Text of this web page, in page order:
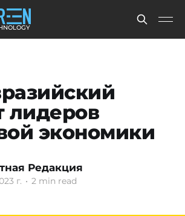
лидеров
экономики
Редакция
г. • 2 min read